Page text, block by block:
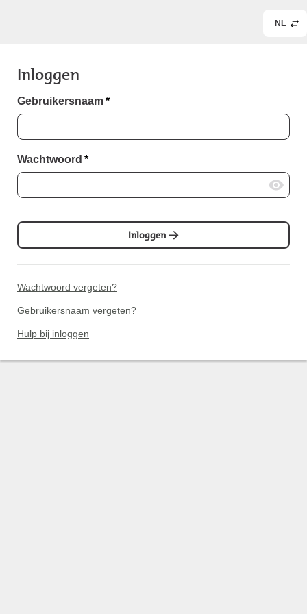
NL
Inloggen
Gebruikersnaam*
Wachtwoord *
Inloggen
Wachtwoord vergeten?
Gebruikersnaam vergeten?
Hulp bij inloggen